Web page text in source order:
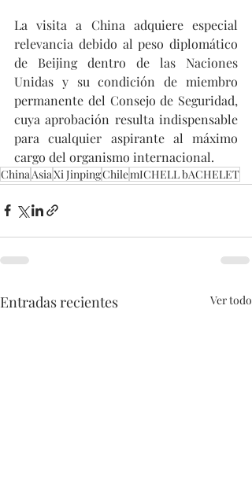
La visita a China adquiere especial
relevancia debido al peso diplomático
de Beijing dentro de las Naciones
Unidas y su condición de miembro
permanente del Consejo de Seguridad,
cuya aprobación resulta indispensable
para cualquier aspirante al máximo
cargo del organismo internacional.
China AsiaXi JinpingChilemICHELL bACHELET
Entradas recientes Ver todo